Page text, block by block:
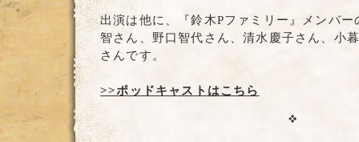
出演は他に、『鈴木Pファミリー』メンバ
智さん、野口智代さん、清水慶子さん、小
さんです。
>>ポッドキャストはこちら